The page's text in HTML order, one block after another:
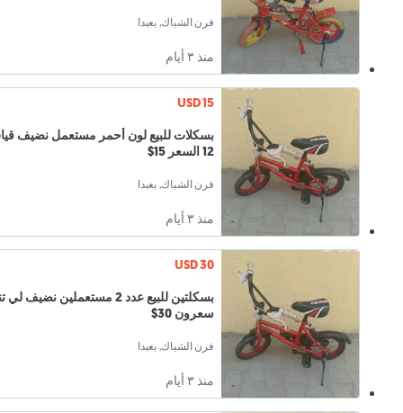
فرن الشباك, بعبدا
منذ ٣ أيام
USD 15
بسكلات للبيع لون أحمر مستعمل نضيف
12 السعر 15$
فرن الشباك, بعبدا
منذ ٣ أيام
USD 30
بسكلتين للبيع عدد 2 مستعملين نضيف
سعرون 30$
فرن الشباك, بعبدا
منذ ٣ أيام